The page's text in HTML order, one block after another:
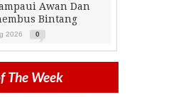
Awan Dan
Bintang
2026 0
The Week